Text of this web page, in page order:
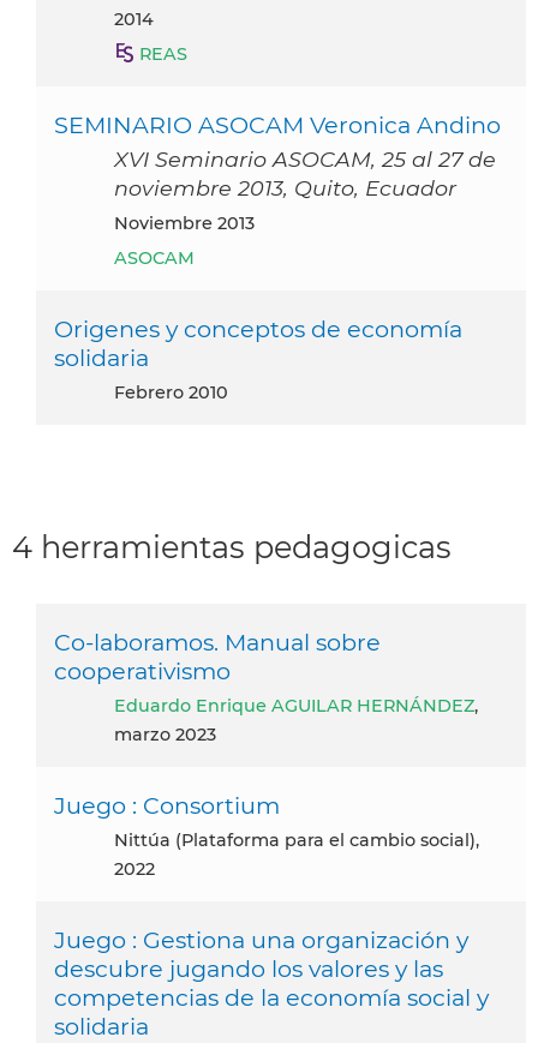
2014
REAS
SEMINARIO ASOCAM Veronica Andino
XVI Seminario ASOCAM, 25 al 27 de
noviembre 2013, Quito, Ecuador
noviembre 2013
ASOCAM
Origenes y conceptos de economía
solidaria
febrero 2010
4 herramientas pedagogicas
Co-laboramos. Manual sobre
cooperativismo
Eduardo Enrique AGUILAR HERNÁNDEZ,
marzo 2023
Juego : Consortium
Nittúa (Plataforma para el cambio social),
2022
Juego : Gestiona una organización y
descubre jugando los valores y las
competencias de la economía social y
solidaria